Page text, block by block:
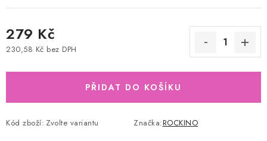
279 Kč
230,58 Kč bez DPH
PŘIDAT DO KOŠÍKU
Kód zboží: Zvolte variantu Značka:ROCKINO